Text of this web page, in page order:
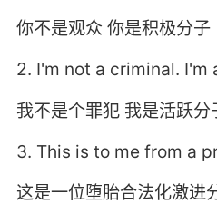
你不是观众 你是积极分子
2. I'm not a criminal. I'm
我不是个罪犯 我是活跃分
3. This is to me from a
这是一位堕胎合法化激进